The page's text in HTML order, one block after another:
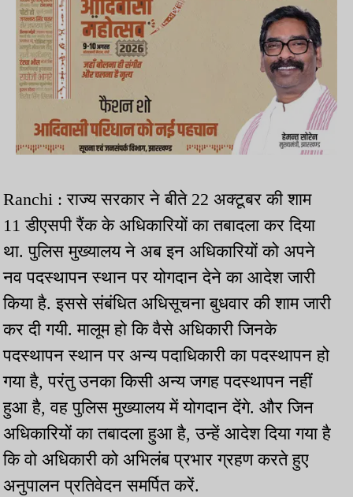
Ranchi : राज्य सरकार ने बीते 22 अक्टूबर की शाम
11 डीएसपी रैंक के अधिकारियों का तबादला कर दिया
था. पुलिस मुख्यालय ने अब इन अधिकारियों को अपने
नव पदस्थापन स्थान पर योगदान देने का आदेश जारी
किया है. इससे संबंधित अधिसूचना बुधवार की शाम जारी
कर दी गयी. मालूम हो कि वैसे अधिकारी जिनके
पदस्थापन स्थान पर अन्य पदाधिकारी का पदस्थापन हो
गया है, परंतु उनका किसी अन्य जगह पदस्थापन नहीं
हुआ है, वह पुलिस मुख्यालय में योगदान देंगे. और जिन
अधिकारियों का तबादला हुआ है, उन्हें आदेश दिया गया है
कि वो अधिकारी को अभिलंब प्रभार ग्रहण करते हुए
अनुपालन प्रतिवेदन समर्पित करें.